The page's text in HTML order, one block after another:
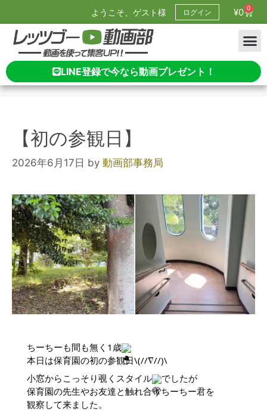
ようこそ、ゲスト様 ログイン ¥0 0
LINE登録で今なら動画プレゼント！
【初の参観日】
2026年6月17日 by 動画部事務局
ちーちーも間も無く1歳
本日は保育園の初の参観日\(//∇//)\
小窓からこっそり覗くスタイル
でしたが
保育園の先生やお友達と触れ合うちーちー君を
観察して来ました。